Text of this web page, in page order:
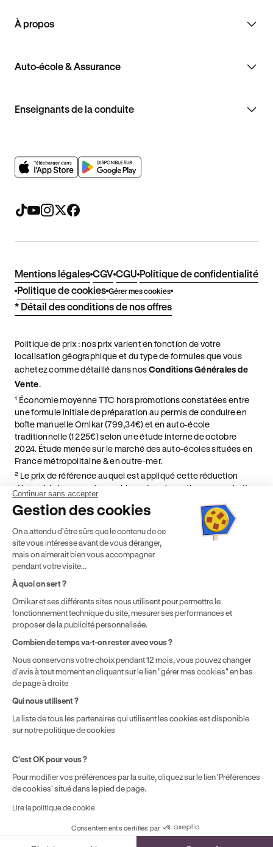
À propos
Auto-école & Assurance
Enseignants de la conduite
Mentions légales CGV CGU Politique de confidentialité
Politique de cookies Gérer mes cookies
* Détail des conditions de nos offres
Politique de prix : nos prix varient en fonction de votre
localisation géographique et du type de formules que vous
achetez comme détaillé dans nosConditions Générales de
Vente.
¹ Économie moyenne TTC hors promotions constatées entre
une formule initiale de préparation au permis de conduire en
boîte manuelle Ornikar (799,34€) et en auto-école
traditionnelle (1 225€) selon une étude interne de octobre
2024. Étude menée sur le marché des auto-écoles situées en
France métropolitaine & en outre-mer.
² Le prix de référence auquel est appliqué cette réduction
dépend de la zone géographique dans laquelle vous souhaitez
effectuer vos heures de conduite conformément à l'Article 6
de nos Conditions Générales de Vente
⁵ Montant du financement CPF variable selon les droits acquis
par chaque bénéficiaire. Exemple donné pour un titulaire
disposant de 500 € de droits CPF. Le reste à charge dépend du
solde disponible sur le Compte Personnel de Formation et du
Continuer sans accepter
Gestion des cookies
On a attendu d'être sûrs que le contenu de ce
site vous intéresse avant de vous déranger,
mais on aimerait bien vous accompagner
pendant votre visite...
À quoi on sert ?
Ornikar et ses différents sites nous utilisent pour permettre le
fonctionnement technique du site, mesurer ses performances et
proposer de la publicité personnalisée.
Combien de temps va-t-on rester avec vous ?
Nous conservons votre choix pendant 12 mois, vous pouvez changer
d'avis à tout moment en cliquant sur le lien "gérer mes cookies" en bas
de page à droite
Qui nous utilisent ?
La liste de tous les partenaires qui utilisent les cookies est disponible
sur notre politique de cookies
C'est OK pour vous ?
Pour modifier vos préférences par la suite, cliquez sur le lien 'Préférences
de cookies' situé dans le pied de page.
Lire la politique de cookie
Consentements certifiés par
Cookies